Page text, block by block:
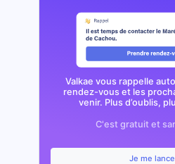
Valkae vous rappelle
rendez-vous et les
venir. Plus d’oublis,
C'est gratuit et
Je me lance